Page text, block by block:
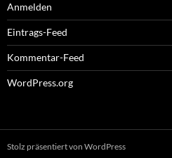
Anmelden
Eintrags-Feed
Kommentar-Feed
WordPress.org
Stolz präsentiert von WordPress